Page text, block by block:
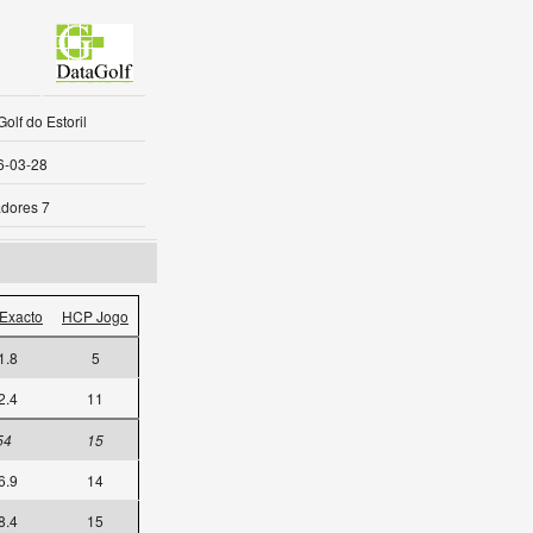
do Estoril
03-28
7
HCP Jogo
5
11
15
14
15